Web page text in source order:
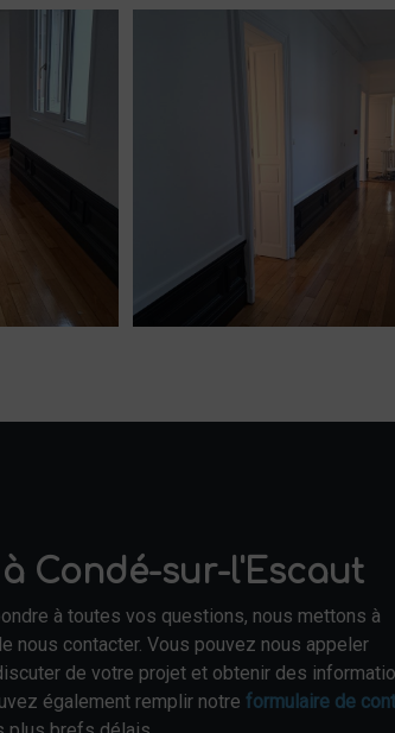
Condé-sur-l'Escaut
à toutes vos questions, nous mettons à
nous contacter. Vous pouvez nous appeler
de votre projet et obtenir des
également remplir notre formulaire de